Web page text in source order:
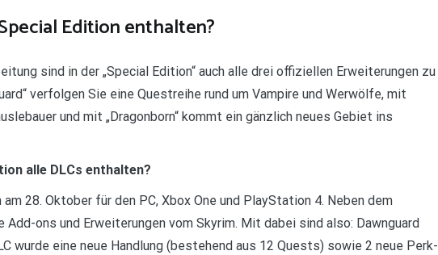
Edition enthalten?
sind in der „Special Edition“ auch alle drei offiziellen Erweiterungen zu
verfolgen Sie eine Questreihe rund um Vampire und Werwölfe, mit
und mit „Dragonborn“ kommt ein gänzlich neues Gebiet ins
alle DLCs enthalten?
28. Oktober für den PC, Xbox One und PlayStation 4. Neben dem
ons und Erweiterungen vom Skyrim. Mit dabei sind also: Dawnguard
wurde eine neue Handlung (bestehend aus 12 Quests) sowie 2 neue Perk-